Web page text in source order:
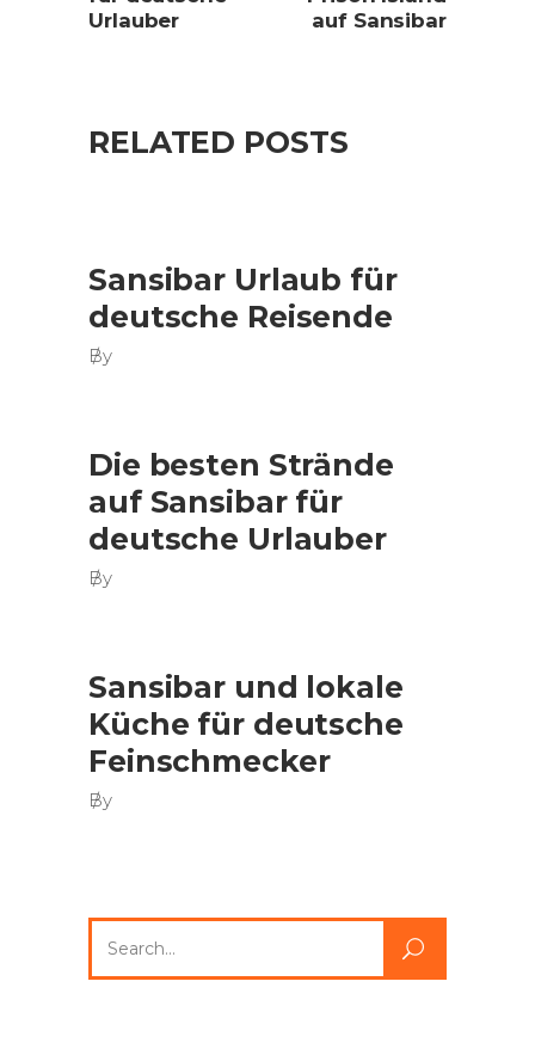
Urlauber
auf Sansibar
RELATED POSTS
Sansibar Urlaub für
deutsche Reisende
By
Die besten Strände
auf Sansibar für
deutsche Urlauber
By
Sansibar und lokale
Küche für deutsche
Feinschmecker
By
for: